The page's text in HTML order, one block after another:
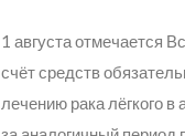
1 августа отмечается
счёт средств
лечению рака лёгкого